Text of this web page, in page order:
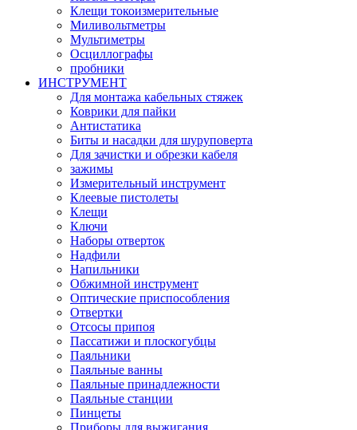
Клещи токоизмерительные
Миливольтметры
Мультиметры
Осциллографы
пробники
ИНСТРУМЕНТ
Для монтажа кабельных стяжек
Коврики для пайки
Антистатика
Биты и насадки для шуруповерта
Для зачистки и обрезки кабеля
зажимы
Измерительный инструмент
Клеевые пистолеты
Клещи
Ключи
Наборы отверток
Надфили
Напильники
Обжимной инструмент
Оптические приспособления
Отвертки
Отсосы припоя
Пассатижи и плоскогубцы
Паяльники
Паяльные ванны
Паяльные принадлежности
Паяльные станции
Пинцеты
Приборы для выжигания